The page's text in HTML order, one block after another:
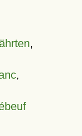
,
,